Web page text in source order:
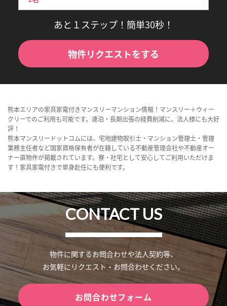
あと１ステップ！簡単30秒！
物件リクエストをする
熊本エリアの家具家電付きマンスリーマンション情報！マンスリー＋ウィー
クリーでのご利用も可能です。連泊・長期出張の経費削減に、法人様にも大好
評！
熊本マンスリードットコムには、宅地建物取引士・マンション管理士・管理
業務主任者など国家資格保有者が在籍している不動産管理会社や不動産オー
ナー直物件が掲載されています。寮・社宅として安心してご利用いただけま
す！家具家電付きで単身赴任にも便利です。
CONTACT US
物件に関するお問合わせや法人契約等、
お気軽にリクエスト・お問合わせください。
お問合わせフォーム